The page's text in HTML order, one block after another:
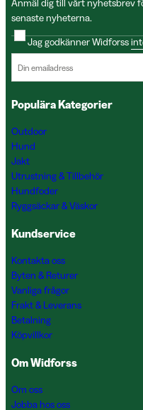
Anmäl dig till vårt nyhetsbrev
senaste nyheterna.
Jag godkänner Widforss
Populära Kategorier
Outdoor
Hund
Jakt
Utrustning & Tillbehör
Hundfoder
Ryggsäckar & Väskor
Kundservice
Kontakta oss
Byten & Returer
Vanliga frågor
Frakt & Leverans
Betalning
Köpvillkor
Om Widforss
Om oss
Jobba hos oss